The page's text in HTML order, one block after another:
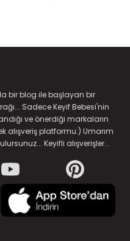
bir blog ile başlayan bir
Sadece Keyif Bebesi'nin
ve önerdiği markaların
alışveriş platformu:) Umarım
Keyifli alışverişler...